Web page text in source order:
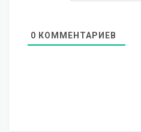
0 КОММЕНТАРИЕВ